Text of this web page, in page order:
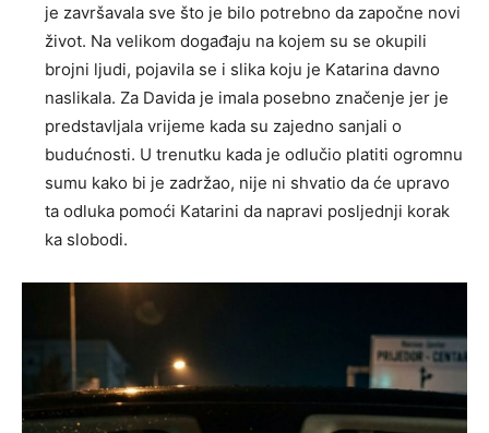
je završavala sve što je bilo potrebno da započne novi
život. Na velikom događaju na kojem su se okupili
brojni ljudi, pojavila se i slika koju je Katarina davno
naslikala. Za Davida je imala posebno značenje jer je
predstavljala vrijeme kada su zajedno sanjali o
budućnosti. U trenutku kada je odlučio platiti ogromnu
sumu kako bi je zadržao, nije ni shvatio da će upravo
ta odluka pomoći Katarini da napravi posljednji korak
ka slobodi.